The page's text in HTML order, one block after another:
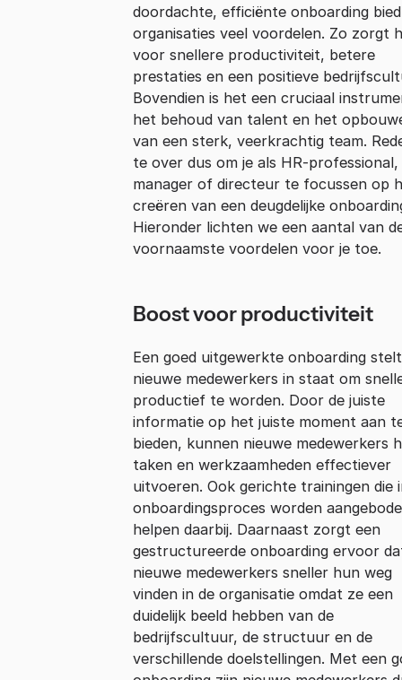
doordachte, efficiënte onboarding
organisaties veel voordelen. Zo zorgt
voor snellere productiviteit, betere
prestaties en een positieve
Bovendien is het een cruciaal
het behoud van talent en het
van een sterk, veerkrachtig team.
te over dus om je als HR-professional,
manager of directeur te focussen op
creëren van een deugdelijke
Hieronder lichten we een aantal van
voornaamste voordelen voor je toe.
Boost voor productiviteit
Een goed uitgewerkte onboarding stelt
nieuwe medewerkers in staat om
productief te worden. Door de juiste
informatie op het juiste moment aan
bieden, kunnen nieuwe medewerkers
taken en werkzaamheden effectiever
uitvoeren. Ook gerichte trainingen die
onboardingsproces worden
helpen daarbij. Daarnaast zorgt een
gestructureerde onboarding ervoor
nieuwe medewerkers sneller hun weg
vinden in de organisatie omdat ze een
duidelijk beeld hebben van de
bedrijfscultuur, de structuur en de
verschillende doelstellingen. Met een